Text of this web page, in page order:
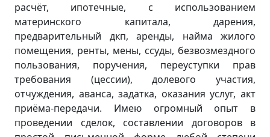
расчёт, ипотечные, с использованием
материнского капитала, дарения,
предварительный дкп, аренды, найма жилого
помещения, ренты, мены, ссуды, безвозмездного
пользования, поручения, переуступки прав
требования (цессии), долевого участия,
отчуждения, аванса, задатка, оказания услуг, акт
приёма-передачи. Имею огромный опыт в
проведении сделок, составлении договоров в